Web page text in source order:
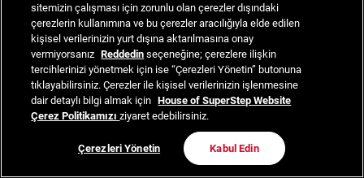
sitemizin çalışması için zorunlu olan çerezler dışındaki
çerezlerin kullanımına ve bu çerezler aracılığıyla elde edilen
kişisel verilerinizin yurt dışına aktarılmasına onay
vermiyorsanız Reddedin seçeneğine; çerezlere ilişkin
tercihlerinizi yönetmek için ise “Çerezleri Yönetin” butonuna
tıklayabilirsiniz. Çerezler ile kişisel verilerinizin işlenmesine
dair detaylı bilgi almak için House of SuperStep Website
Çerez Politikamızıziyaret edebilirsiniz.
Çerezleri Yönetin Kabul Edin